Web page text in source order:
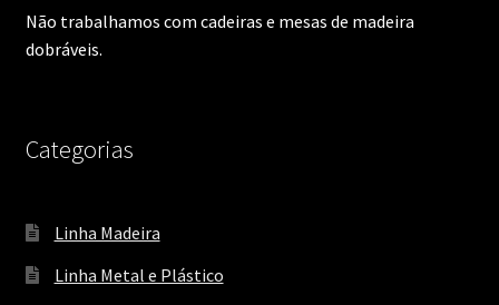
Não trabalhamos com cadeiras e mesas de madeira
dobráveis.
Categorias
Linha Madeira
Linha Metal e Plástico